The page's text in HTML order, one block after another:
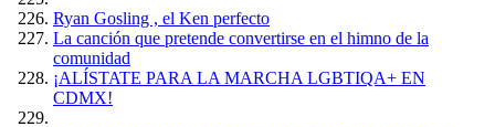
Ryan Gosling , el Ken perfecto
La canción que pretende convertirse en el himno de la
comunidad
¡ALÍSTATE PARA LA MARCHA LGBTIQA+ EN
CDMX!